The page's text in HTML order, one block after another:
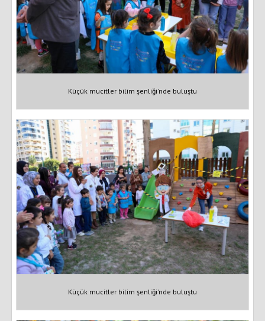
Küçük mucitler bilim şenliği'nde buluştu
Küçük mucitler bilim şenliği'nde buluştu